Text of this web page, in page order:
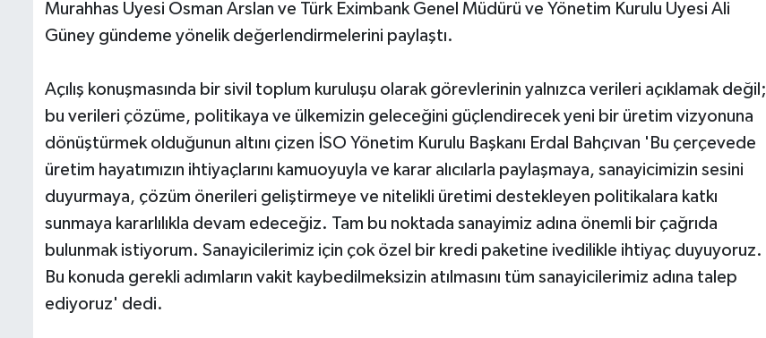
Murahhas Üyesi Osman Arslan ve Türk Eximbank Genel Müdürü ve Yönetim Kurulu Üyesi Ali
Güney gündeme yönelik değerlendirmelerini paylaştı.
Açılış konuşmasında bir sivil toplum kuruluşu olarak görevlerinin yalnızca verileri açıklamak değil;
bu verileri çözüme, politikaya ve ülkemizin geleceğini güçlendirecek yeni bir üretim vizyonuna
dönüştürmek olduğunun altını çizen İSO Yönetim Kurulu Başkanı Erdal Bahçıvan 'Bu çerçevede
üretim hayatımızın ihtiyaçlarını kamuoyuyla ve karar alıcılarla paylaşmaya, sanayicimizin sesini
duyurmaya, çözüm önerileri geliştirmeye ve nitelikli üretimi destekleyen politikalara katkı
sunmaya kararlılıkla devam edeceğiz. Tam bu noktada sanayimiz adına önemli bir çağrıda
bulunmak istiyorum. Sanayicilerimiz için çok özel bir kredi paketine ivedilikle ihtiyaç duyuyoruz.
Bu konuda gerekli adımların vakit kaybedilmeksizin atılmasını tüm sanayicilerimiz adına talep
ediyoruz' dedi.